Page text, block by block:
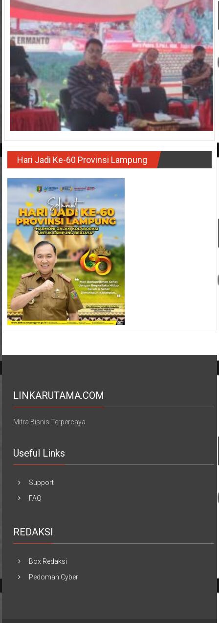
Hari Jadi Ke-60 Provinsi Lampung
LINKARUTAMA.COM
Mitra Bisnis Terpercaya
Useful Links
Support
FAQ
REDAKSI
Box Redaksi
Pedoman Cyber